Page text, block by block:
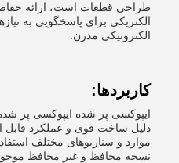
طراحی قطعات است، ارائه
الکتریکی برای پاسخگویی به
الکترونیکی مدرن.
کاربردها:
ایپوکسی پر شده ایپوکسی پر
دلیل ساخت قوی و عملکرد قابل
موارد و سناریوهای مختلف
نسخه محافظ و غیر محافظ